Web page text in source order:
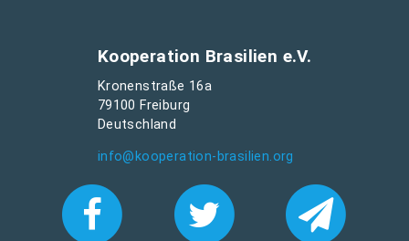
Kooperation Brasilien e.V.
Kronenstraße 16a
79100 Freiburg
Deutschland
info@kooperation-brasilien.org